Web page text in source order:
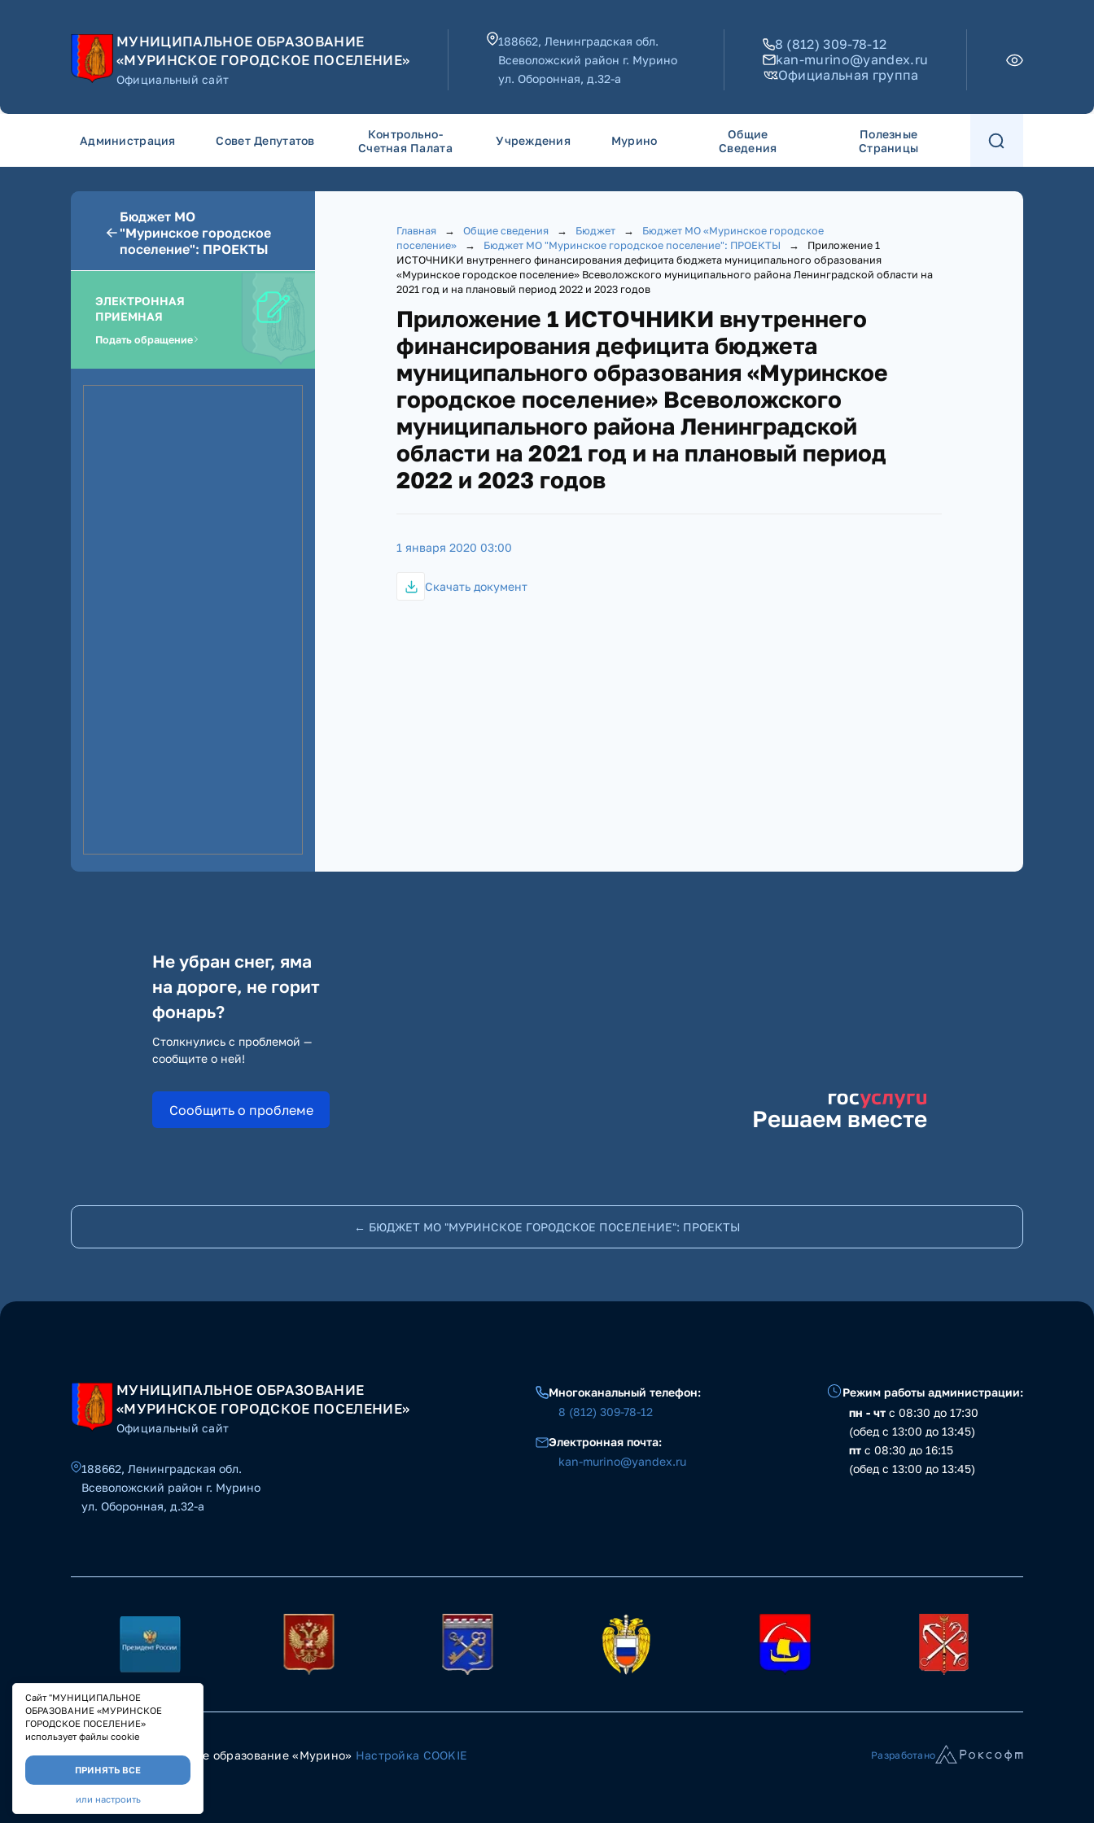
МУНИЦИПАЛЬНОЕ ОБРАЗОВАНИЕ
«МУРИНСКОЕ ГОРОДСКОЕ ПОСЕЛЕНИЕ»
Официальный сайт
188662, Ленинградская обл.
Всеволожский район г. Мурино
ул. Оборонная, д.32-а
8 (812) 309-78-12
kan-murino@yandex.ru
Официальная группа
Администрация Совет Депутатов
Контрольно-
Счетная Палата
Учреждения Мурино
Общие
Сведения
Полезные
Страницы
Бюджет МО
"Муринское городское
поселение": ПРОЕКТЫ
ЭЛЕКТРОННАЯ
ПРИЕМНАЯ
Подать обращение
Главная → Общие сведения → Бюджет →
Бюджет МО «Муринское городское
поселение»
→ Бюджет МО "Муринское городское поселение": ПРОЕКТЫ →
Приложение 1
ИСТОЧНИКИ внутреннего финансирования дефицита бюджета муниципального образования
«Муринское городское поселение» Всеволожского муниципального района Ленинградской области на
2021 год и на плановый период 2022 и 2023 годов
Приложение 1 ИСТОЧНИКИ внутреннего
финансирования дефицита бюджета
муниципального образования «Муринское
городское поселение» Всеволожского
муниципального района Ленинградской
области на 2021 год и на плановый период
2022 и 2023 годов
1 января 2020 03:00
Скачать документ
Не убран снег, яма
на дороге, не горит
фонарь?
Столкнулись с проблемой —
сообщите о ней!
Сообщить о проблеме Решаем вместе
← БЮДЖЕТ МО "МУРИНСКОЕ ГОРОДСКОЕ ПОСЕЛЕНИЕ": ПРОЕКТЫ
МУНИЦИПАЛЬНОЕ ОБРАЗОВАНИЕ
«МУРИНСКОЕ ГОРОДСКОЕ ПОСЕЛЕНИЕ»
Официальный сайт
188662, Ленинградская обл.
Всеволожский район г. Мурино
ул. Оборонная, д.32-а
Многоканальный телефон:
8 (812) 309-78-12
Электронная почта:
kan-murino@yandex.ru
Режим работы администрации:
пн - чт с 08:30 до 17:30
(обед с 13:00 до 13:45)
пт с 08:30 до 16:15
(обед с 13:00 до 13:45)
© 2023 Муниципальное образование «Мурино» Настройка COOKIE Разработано
Сайт "МУНИЦИПАЛЬНОЕ
ОБРАЗОВАНИЕ «МУРИНСКОЕ
ГОРОДСКОЕ ПОСЕЛЕНИЕ»
использует файлы cookie
ПРИНЯТЬ ВСЕ
или настроить